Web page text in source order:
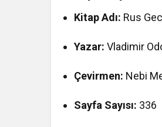
Kitap Adı: Rus
Yazar: Vladimir
Çevirmen: Nebi
Sayfa Sayısı: 336